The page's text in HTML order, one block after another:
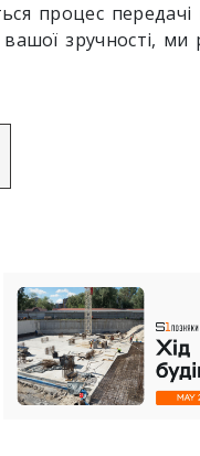
процес передачі
зручності,